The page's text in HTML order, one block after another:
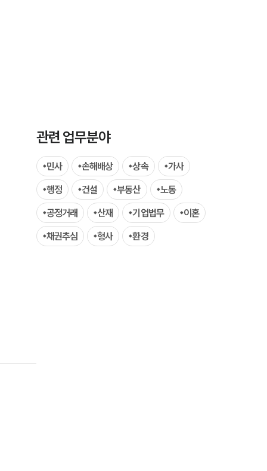
오시는 길
글로벌 파트너 로펌
고객의 소리
통합검색
AI대륜
관련 업무분야
민사 손해배상 상속
가사
행정
건설 부동산
노동
공정거래
산재 기업법무
이혼
채권추심
형사 환경